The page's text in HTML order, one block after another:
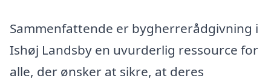
Sammenfattende er bygherrerådgivning i
Ishøj Landsby en uvurderlig ressource for
alle, der ønsker at sikre, at deres